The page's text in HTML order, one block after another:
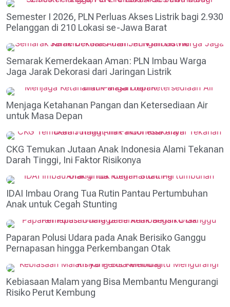
Semester I 2026, PLN Perluas Akses Listrik bagi 2.930
Pelanggan di 210 Lokasi se-Jawa Barat
Semarak Kemerdekaan Aman: PLN Imbau Warga
Jaga Jarak Dekorasi dari Jaringan Listrik
Menjaga Ketahanan Pangan dan Ketersediaan Air
untuk Masa Depan
CKG Temukan Jutaan Anak Indonesia Alami Tekanan
Darah Tinggi, Ini Faktor Risikonya
IDAI Imbau Orang Tua Rutin Pantau Pertumbuhan
Anak untuk Cegah Stunting
Paparan Polusi Udara pada Anak Berisiko Ganggu
Pernapasan hingga Perkembangan Otak
Kebiasaan Malam yang Bisa Membantu Mengurangi
Risiko Perut Kembung